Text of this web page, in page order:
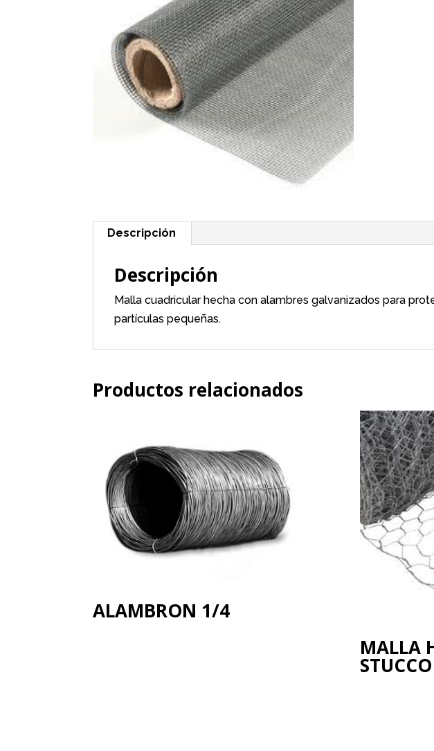
Descripción
Descripción
Malla cuadricular hecha con alambres galvanizados para
partículas pequeñas.
Productos relacionados
ALAMBRON 1/4
MALLA